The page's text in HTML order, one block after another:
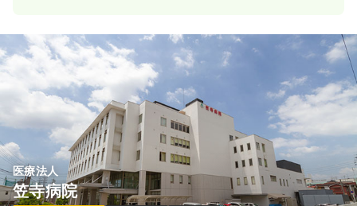
給与 26.3 万円/月 賞与3.4ヶ月
※経験3年の例
時間
9:00～18:00
日祝休み
ブランク可 月給29万円以上可
気になる 詳細を見る
日勤のみ（パート）
医療法人
笠寺病院